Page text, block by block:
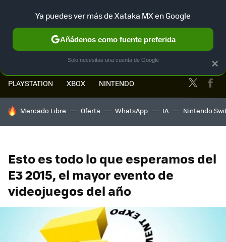
PLAYSTATION XBOX NINTENDO Twitter
HOY SE HABLA DE
Mercado Libre Oferta WhatsApp IA Nintendo
Esto es todo lo que esperamos del
E3 2015, el mayor evento de
videojuegos del año
×
Ya puedes ver más de Xataka MX en Google
Añádenos como fuente preferida
Solo necesitas una cuenta de Google